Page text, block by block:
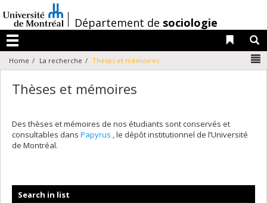
au
contenu
/Département de sociologie
Menu
Liens
Home La recherche Thèses et mémoires
Thèses et mémoires
Des thèses et mémoires de nos étudiants sont conservés et
consultables dans Papyrus , le dépôt institutionnel de l’Université
de Montréal.
Search in list